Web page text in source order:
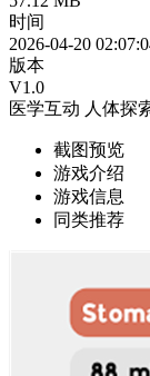
时间
2026-04-20
版本
V1.0
医学互动 人体探
截图预览
游戏介绍
游戏信息
同类推荐